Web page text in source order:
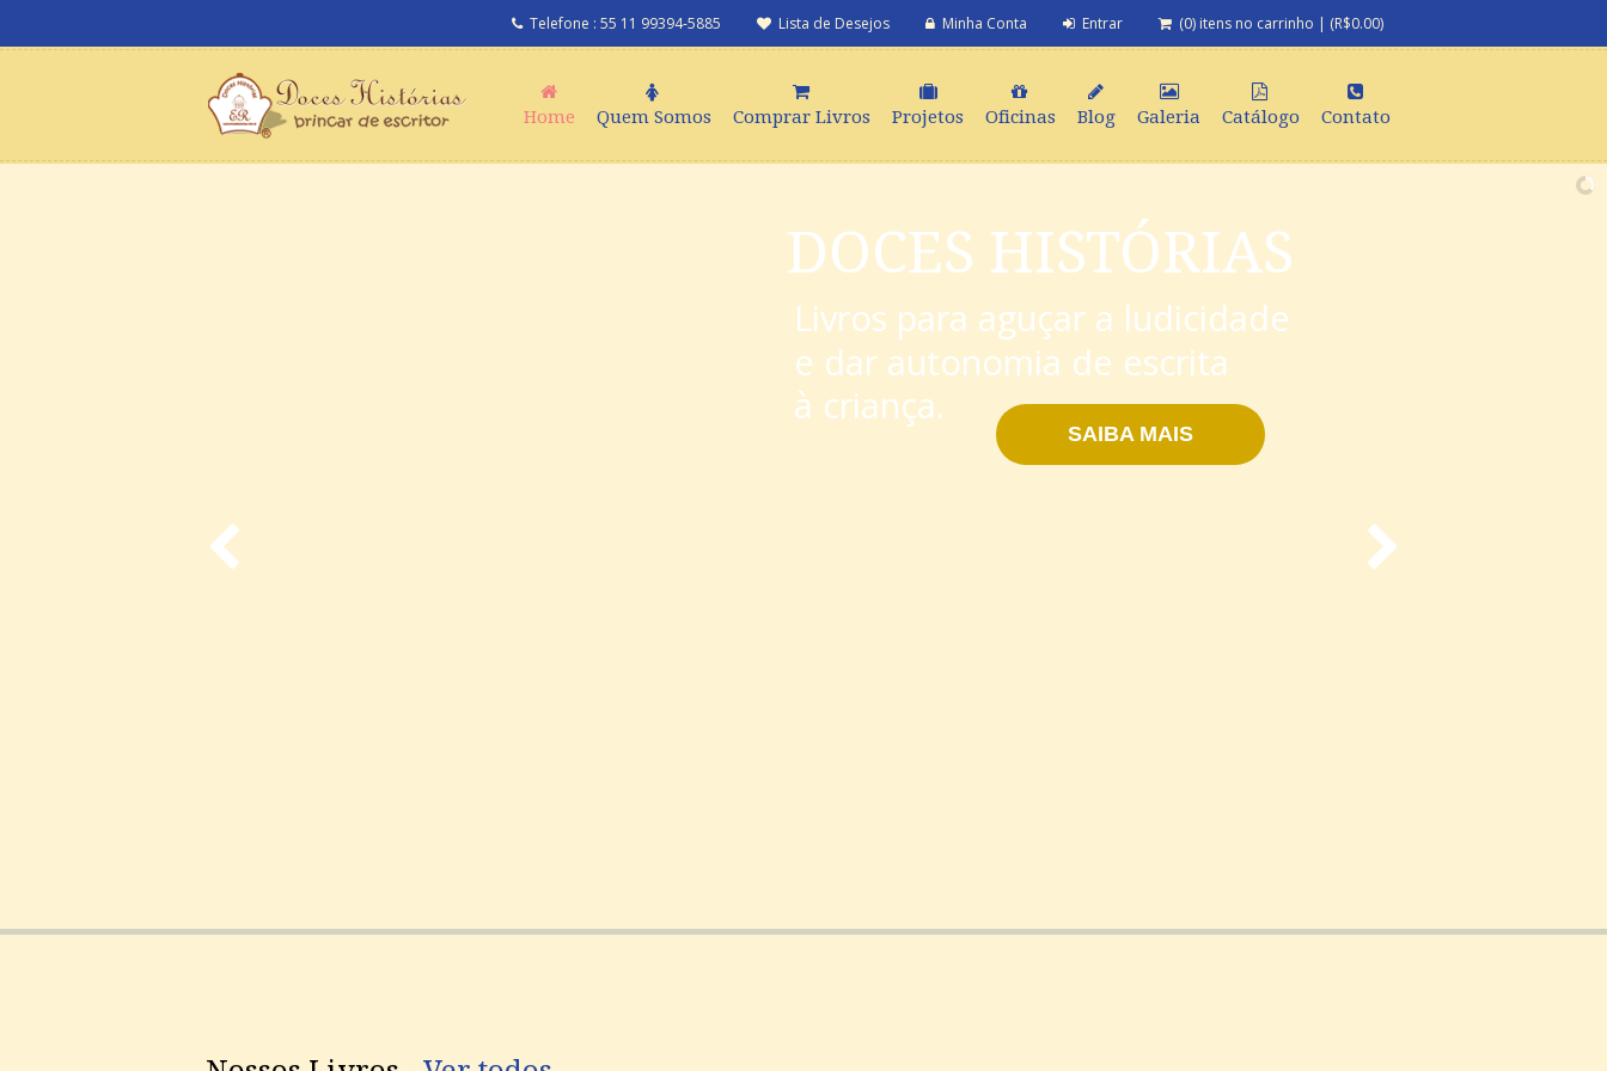
Telefone : 55 11 99394-5885 Lista de Desejos Minha Conta Entrar (0) itens no carrinho | (R$0.00)
Home Quem Somos Comprar Livros Projetos Oficinas Blog Galeria Catálogo Contato
DOCES HISTÓRIAS
Livros para aguçar a ludicidade
e dar autonomia de escrita
à criança.
SAIBA MAIS